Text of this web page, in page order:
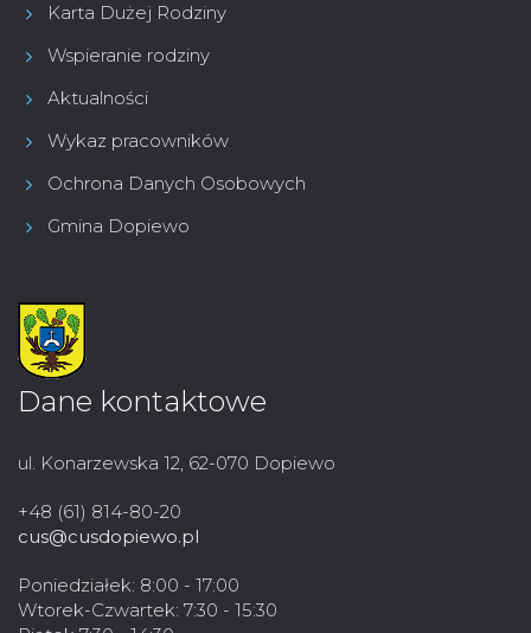
Karta Dużej Rodziny
Wspieranie rodziny
Aktualności
Wykaz pracowników
Ochrona Danych Osobowych
Gmina Dopiewo
Dane kontaktowe
ul. Konarzewska 12, 62-070 Dopiewo
+48 (61) 814-80-20
cus@cusdopiewo.pl
Poniedziałek: 8:00 - 17:00
Wtorek-Czwartek: 7:30 - 15:30